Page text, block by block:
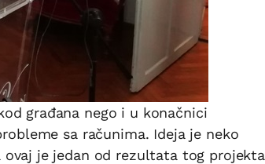
građana nego i u konačnici
sa računima. Ideja je neko
je jedan od rezultata tog projekta